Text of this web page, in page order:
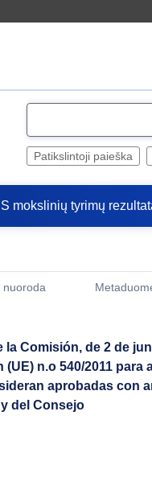
e
Patikslintoji paieška
mokslinių tyrimų
nuoroda
Comisión, de 2 de
n.o 540/2011 para
aprobadas con
del Consejo